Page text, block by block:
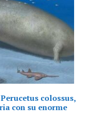
colossus,
con su enorme